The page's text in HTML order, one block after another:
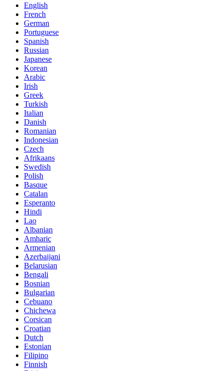
English
French
German
Portuguese
Spanish
Russian
Japanese
Korean
Arabic
Irish
Greek
Turkish
Italian
Danish
Romanian
Indonesian
Czech
Afrikaans
Swedish
Polish
Basque
Catalan
Esperanto
Hindi
Lao
Albanian
Amharic
Armenian
Azerbaijani
Belarusian
Bengali
Bosnian
Bulgarian
Cebuano
Chichewa
Corsican
Croatian
Dutch
Estonian
Filipino
Finnish